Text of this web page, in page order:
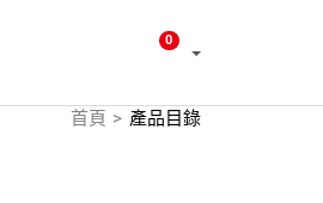
0
首頁 產品目錄